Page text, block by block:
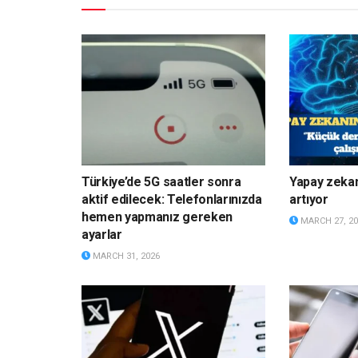
Türkiye’de 5G saatler sonra
aktif edilecek: Telefonlarınızda
hemen yapmanız gereken
ayarlar
MARCH 31, 2026
Yapay
artıyor
MARCH 27,